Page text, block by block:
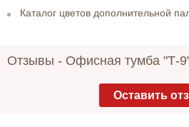
Каталог цветов дополнительной
Отзывы - Офисная тумба "Т-
Оставить